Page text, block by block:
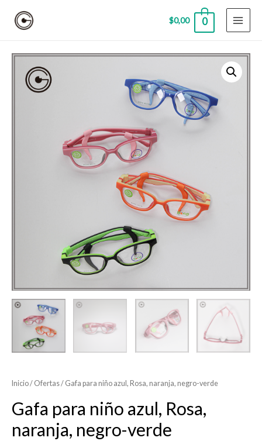
$0,00 0
Inicio/ Ofertas/ Gafa para niño azul, Rosa, naranja, negro-verde
Gafa para niño azul, Rosa,
naranja, negro-verde